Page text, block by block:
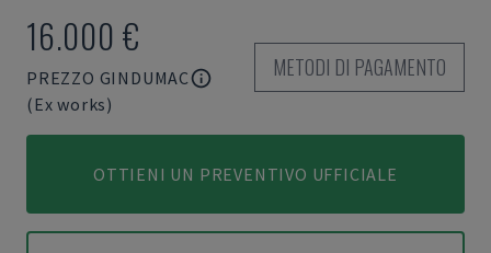
16.000 €
PREZZO GINDUMAC
(Ex works)
METODI DI PAGAMENTO
OTTIENI UN PREVENTIVO UFFICIALE